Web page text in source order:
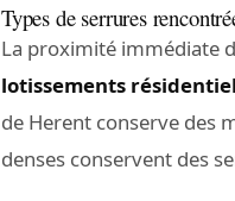
Types de serrures
La proximité immédiate
lotissements
de Herent conserve des
denses conservent des